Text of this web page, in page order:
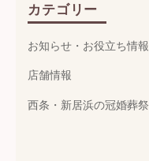
カテゴリー
お知らせ・お役立ち情報
店舗情報
西条・新居浜の冠婚葬祭